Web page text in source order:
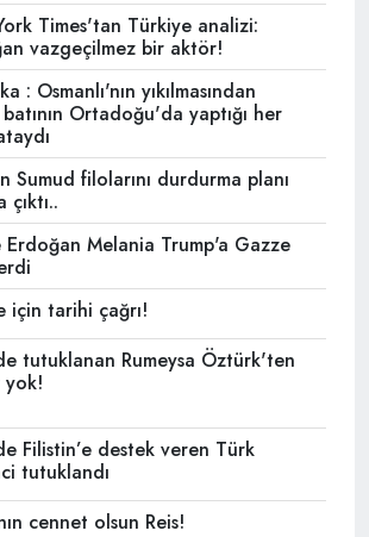
Times'tan Türkiye analizi:
vazgeçilmez bir aktör!
: Osmanlı'nın yıkılmasından
Ortadoğu'da yaptığı her
Sumud filolarını durdurma planı
Erdoğan Melania Trump'a Gazze
için tarihi çağrı!
tutuklanan Rumeysa Öztürk'ten
yok!
Filistin’e destek veren Türk
tutuklandı
cennet olsun Reis!